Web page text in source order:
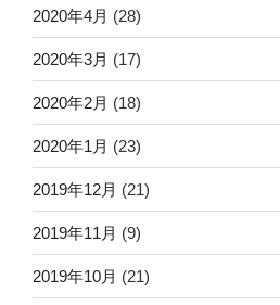
2020年4月 (28)
2020年3月 (17)
2020年2月 (18)
2020年1月 (23)
2019年12月 (21)
2019年11月 (9)
2019年10月 (21)